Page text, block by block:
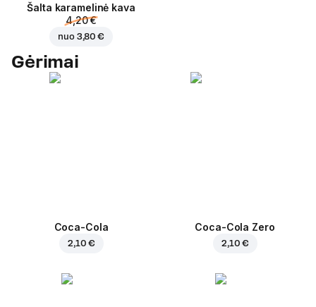
Šalta karamelinė kava
4,20 €
nuo 3,80 €
Gėrimai
Coca-Cola
2,10 €
Coca-Cola Zero
2,10 €